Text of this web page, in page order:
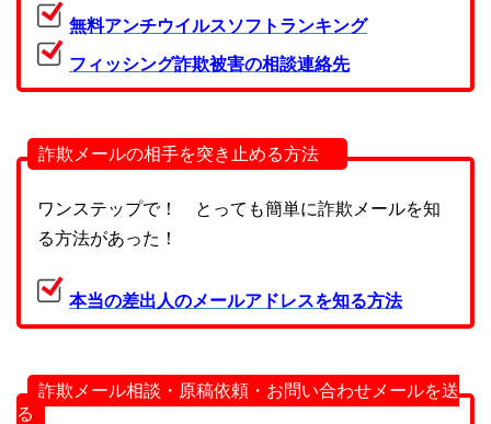
無料アンチウイルスソフトランキング
フィッシング詐欺被害の相談連絡先
詐欺メールの相手を突き止める方法
ワンステップで！ とっても簡単に詐欺メールを知
る方法があった！
本当の差出人のメールアドレスを知る方法
詐欺メール相談・原稿依頼・お問い合わせメールを送
る